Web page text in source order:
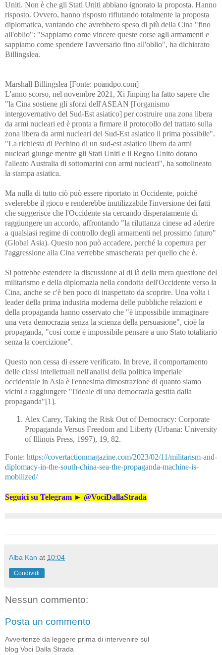
Uniti. Non è che gli Stati Uniti abbiano ignorato la proposta. Hanno
risposto. Ovvero, hanno risposto rifiutando totalmente la proposta
diplomatica, vantando che avrebbero speso di più della Cina "fino
all'oblio": "Sappiamo come vincere queste corse agli armamenti e
sappiamo come spendere l'avversario fino all'oblio", ha dichiarato
Billingslea.
Marshall Billingslea [Fonte: poandpo.com]
L'anno scorso, nel novembre 2021, Xi Jinping ha fatto sapere che
"la Cina sostiene gli sforzi dell'ASEAN [l'organismo
intergovernativo del Sud-Est asiatico] per costruire una zona libera
da armi nucleari ed è pronta a firmare il protocollo del trattato sulla
zona libera da armi nucleari del Sud-Est asiatico il prima possibile".
"La richiesta di Pechino di un sud-est asiatico libero da armi
nucleari giunge mentre gli Stati Uniti e il Regno Unito dotano
l'alleato Australia di sottomarini con armi nucleari", ha sottolineato
la stampa asiatica.
Ma nulla di tutto ciò può essere riportato in Occidente, poiché
svelerebbe il gioco e renderebbe inutilizzabile l'inversione dei fatti
che suggerisce che l'Occidente sta cercando disperatamente di
raggiungere un accordo, affrontando "la riluttanza cinese ad aderire
a qualsiasi regime di controllo degli armamenti nel prossimo futuro"
(Global Asia). Questo non può accadere, perché la copertura per
l'aggressione alla Cina verrebbe smascherata per quello che è.
Si potrebbe estendere la discussione al di là della mera questione del
militarismo e della diplomazia nella condotta dell'Occidente verso la
Cina, anche se c'è ben poco di inaspettato da scoprire. Una volta i
leader della prima industria moderna delle pubbliche relazioni e
della propaganda hanno osservato che "è impossibile immaginare
una vera democrazia senza la scienza della persuasione", cioè la
propaganda, "così come è impossibile pensare a uno Stato totalitario
senza la coercizione".
Questo non cessa di essere verificato. In breve, il comportamento
delle classi intellettuali nell'analisi della politica imperiale
occidentale in Asia è l'ennesima dimostrazione di quanto siamo
vicini a raggiungere "l'ideale di una democrazia gestita dalla
propaganda"[1].
Alex Carey, Taking the Risk Out of Democracy: Corporate
Propaganda Versus Freedom and Liberty (Urbana: University
of Illinois Press, 1997), 19, 82.
Fonte: https://covertactionmagazine.com/2023/02/11/militarism-and-
diplomacy-in-the-south-china-sea-the-propaganda-machine-is-
mobilized/
Seguici su Telegram ► @VociDallaStrada
Alba Kan at 10:04
Condividi
Nessun commento:
Posta un commento
Avvertenze da leggere prima di intervenire sul
blog Voci Dalla Strada